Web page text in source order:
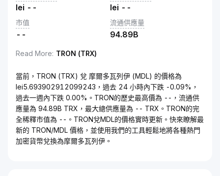
lei -- lei --
市值
--
流通供應量
94.89B
Read More: TRON (TRX)
當前，TRON (TRX) 兌 摩爾多瓦列伊 (MDL) 的價格為
lei5.693902912099243，過去 24 小時內下跌 -0.09%，
過去一週內下跌 0.00%。TRON的歷史最高價為 --，流通供
應量為 94.89B TRX，最大總供應量為 -- TRX。TRON的完
全稀釋市值為 --。TRON兌MDL的價格實時更新。快來瞭解最
新的 TRON/MDL 價格，並使用我們的工具輕鬆地將各種熱門
加密貨幣兌換為摩爾多瓦列伊。